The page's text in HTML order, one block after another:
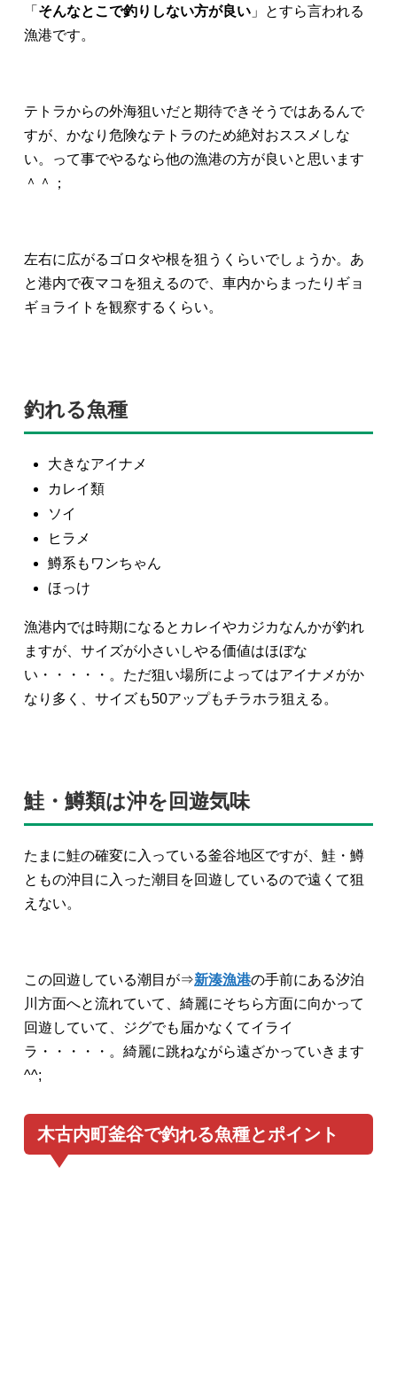
「 そんなとこで釣りしない方が良い 」とすら言われる
漁港です。
テトラからの外海狙いだと期待できそうではあるんで
すが、かなり危険なテトラのため絶対おススメしな
い。って事でやるなら他の漁港の方が良いと思います
＾＾；
左右に広がるゴロタや根を狙うくらいでしょうか。あ
と港内で夜マコを狙えるので、車内からまったりギョ
ギョライトを観察するくらい。
釣れる魚種
大きなアイナメ
カレイ類
ソイ
ヒラメ
鱒系もワンちゃん
ほっけ
漁港内では時期になるとカレイやカジカなんかが釣れ
ますが、サイズが小さいしやる価値はほぼな
い・・・・・。ただ狙い場所によってはアイナメがか
なり多く、サイズも50アップもチラホラ狙える。
鮭・鱒類は沖を回遊気味
たまに鮭の確変に入っている釜谷地区ですが、鮭・鱒
ともの沖目に入った潮目を回遊しているので遠くて狙
えない。
この回遊している潮目が⇒新湊漁港の手前にある汐泊
川方面へと流れていて、綺麗にそちら方面に向かって
回遊していて、ジグでも届かなくてイライ
ラ・・・・・。綺麗に跳ねながら遠ざかっていきます
^^;
木古内町釜谷で釣れる魚種とポイント